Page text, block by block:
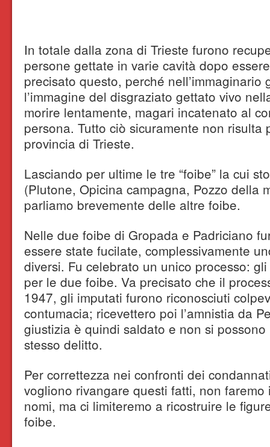
In totale dalla zona di Trieste furono
persone gettate in varie cavità dopo
precisato questo, perché nell’immaginario
l’immagine del disgraziato gettato vivo
morire lentamente, magari incatenato al
persona. Tutto ciò sicuramente non risulta
provincia di Trieste.
Lasciando per ultime le tre “foibe” la cui
(Plutone, Opicina campagna, Pozzo della
parliamo brevemente delle altre foibe.
Nelle due foibe di Gropada e Padriciano
essere state fucilate, complessivamente
diversi. Fu celebrato un unico processo:
per le due foibe. Va precisato che il
1947, gli imputati furono riconosciuti
contumacia; ricevettero poi l’amnistia da
giustizia è quindi saldato e non si
stesso delitto.
Per correttezza nei confronti dei
vogliono rivangare questi fatti, non
nomi, ma ci limiteremo a ricostruire le
foibe.